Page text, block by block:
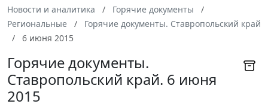
Новости и аналитика
Горячие документы
Региональные
Горячие документы. Ставропольский край
6 июня 2015
Горячие документы.
Ставропольский край. 6 июня
2015